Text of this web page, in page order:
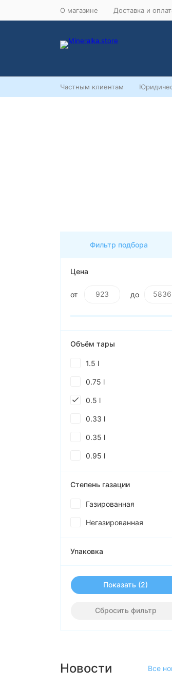
О магазине Доставка и
Частным клиентам
Фильтр подбора
Цена
от до
Объём тары
1.5 l
0.75 l
0.5 l
0.33 l
0.35 l
0.95 l
Степень газации
Газированная
Негазированная
Упаковка
Показать
Сбросить фильтр
Новости Все